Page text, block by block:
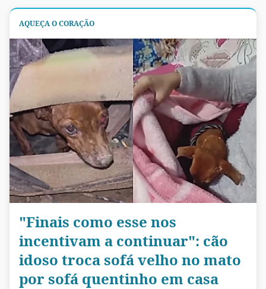
AQUEÇA O CORAÇÃO
"Finais como esse nos
incentivam a continuar": cão
idoso troca sofá velho no mato
por sofá quentinho em casa